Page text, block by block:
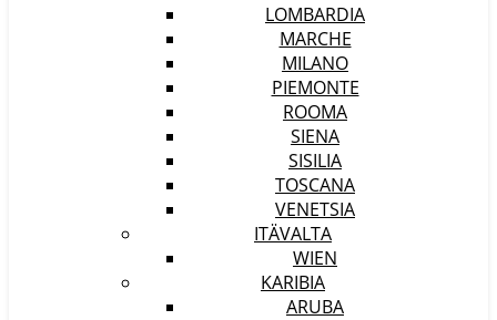
LOMBARDIA
MARCHE
MILANO
PIEMONTE
ROOMA
SIENA
SISILIA
TOSCANA
VENETSIA
ITÄVALTA
WIEN
KARIBIA
ARUBA